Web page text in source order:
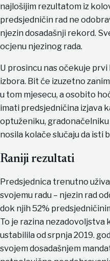
najlošijim rezultatom iz
predsjedničin rad ne
njezin dosadašnji rekord.
ocjenu njezinog rada.
U prosincu nas očekuje
izbora. Bit će izuzetno
u tom mjesecu, a osobito
imati predsjedničina izjava
optuženiku,
nosila kolače slučaju da isti
Raniji rezultati
Predsjednica trenutno
svojemu radu – njezin rad
dok njih 52%
To je razina nezadovoljstva
ustabilila od srpnja 2019.
svojem dosadašnjem